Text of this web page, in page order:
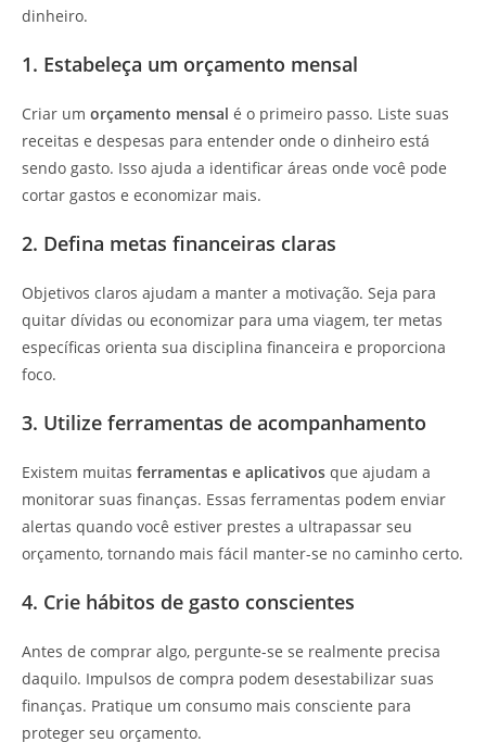
dinheiro.
1. Estabeleça um orçamento mensal
Criar um orçamento mensal é o primeiro passo. Liste suas
receitas e despesas para entender onde o dinheiro está
sendo gasto. Isso ajuda a identificar áreas onde você pode
cortar gastos e economizar mais.
2. Defina metas financeiras claras
Objetivos claros ajudam a manter a motivação. Seja para
quitar dívidas ou economizar para uma viagem, ter metas
específicas orienta sua disciplina financeira e proporciona
foco.
3. Utilize ferramentas de acompanhamento
Existem muitas ferramentas e aplicativos que ajudam a
monitorar suas finanças. Essas ferramentas podem enviar
alertas quando você estiver prestes a ultrapassar seu
orçamento, tornando mais fácil manter-se no caminho certo.
4. Crie hábitos de gasto conscientes
Antes de comprar algo, pergunte-se se realmente precisa
daquilo. Impulsos de compra podem desestabilizar suas
finanças. Pratique um consumo mais consciente para
proteger seu orçamento.